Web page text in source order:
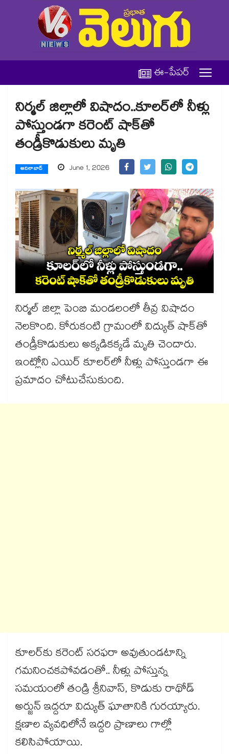
ఈ-పేపర్
నిర్మల్ జిల్లాలో విషాదం..కూలర్‌లో నీళ్లు
పోస్తుండగా కరెంట్ షాక్‌తో
తండ్రీకొడుకులు మృతి
ఆదిలాబాద్ June 1, 2026
నిర్మల్ జిల్లా పెంబి మండలంలో తీవ్ర విషాదం
నెలకొంది. కోరుకంటి గ్రామంలో విద్యుత్ షాక్‌తో
తండ్రీకొడుకులు అక్కడికక్కడే మృతి చెందారు.
ఇంట్లోని ఎయిర్ కూలర్‌లో నీళ్లు పోస్తుండగా ఈ
ప్రమాదం చోటుచేసుకుంది.
కూలర్‌కు కరెంట్ సరఫరా అవుతుండటాన్ని
గమనించకపోవడంతో.. నీళ్లు పోస్తున్న
సమయంలో తండ్రి శ్రీనివాస్, కొడుకు రాథోడ్
అర్జున్ ఇద్దరూ విద్యుత్ ఘాతానికి గురయ్యారు.
క్షణాల వ్యవధిలోనే ఇద్దరి ప్రాణాలు గాల్లో
కలిసిపోయాయి.